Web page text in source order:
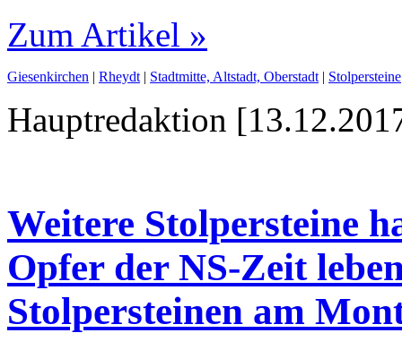
Zum Artikel »
Giesenkirchen | Rheydt | Stadtmitte, Altstadt, Oberstadt | Stolpersteine
Hauptredaktion
Weitere Stolpersteine
Opfer der NS-Zeit
Stolpersteinen am